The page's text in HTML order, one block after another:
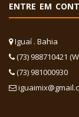
ENTRE EM
Iguaí . Bahia
(73) 988710421
(73) 981000930